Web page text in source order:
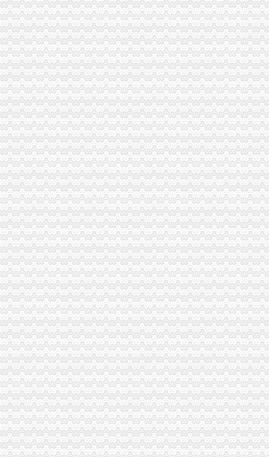
龙坡港区将取消港口功能重庆港九所属土地由收回-股票频道-和讯网
在重庆遇到航班取消你怎么办-拼途旅讯
【全文】推进基层检察机关建工作从严从实新常态的思考_职工律
景顺长城景盈双利券型证券投资基金A类（002796）-宜信普泽
工程保证金或将取消【腾鲁贵州建筑工程】重庆腾鲁建筑安装工程有限
九龙坡港逐步取消港口功能利好重庆港九-中国资本证券网
[提示]ST重实（000736）限售股份解除限售提示公告-[中财网]
青岛鑫泰融通投资咨询有限公司-【安心贷】
烈要求重庆电信取消开IE推送广告_经济论坛_天涯论坛_天涯社区
国航重庆地服积协助航班取消旅客顺利成行_新浪航空航天_新浪网
重庆市质监局注销城口县环境监测站等14家实验室资质认定证书_中国
专业代办注册公司注销公司-重庆渝中大坪会计/审计-分类168信息网
宏碁撤销内地六家分公司仍未确定是否裁员_TechWeb
人保财险一支公司被停-经济导报数字报
涪陵电力注销两家子公司-北星电力新闻网
添加关注已关注[取消关注]举报重庆熙尚商贸有限公司2016新招聘信
房屋中介霸王条款的违质——一起房屋买卖居间合同引发的_房地
2013.12.13.重庆三方就业协议遗失登报、重庆保险展业证遗失登报、
添加关注已关注[取消关注]举报重庆宏声物业管理有限责任公司2016
重庆局解除气象类预_水陆联运网新闻中心
分公司注销权怎么办律文书-邦网
重庆市高级公告-重庆网
关于子公司完成吸收合并及工商登记注销的公告_财经_凤凰网
云南云天化股份有限公司公告（系列）-新闻频道-和讯网
关于重庆市儿童爱心庄园二期房屋改造项目的撤销通知-招标采购信息-
[股市360]九龙坡港逐步取消港口功能利好重庆港九公司新闻-股票
新三板企业纷纷注销分公司不求“家大业大”为哪般？-新闻频道-华龙网
重庆取消民族造考生资格查15官员教育部肯定-新资讯-民工网
重庆至石家庄10个航班取消3千多名乘客出行成泡影_网易旅游
重庆市工商管理局关于公示2014—2015年度重庆市“守合同重信
长沙公司注销代办_公司清算_中顾律网
重庆专业注册公司、代理记账、公司注销-爱喇叭网
【公司注册服务青海西宁分公司注销你还在等什么贾静雯产后复出】
重庆港九称取消九龙坡港口影响不大-智闻财经—智闻网财经频道-智
分公司注销权务-邦网专题
四川九寨沟地震重庆旅游业无损取消3日内订单_国内新闻_环球网